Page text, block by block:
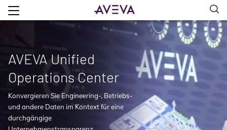
AVEVA Unified
Operations Center
Konvergieren Sie Engineering-, Betriebs-
und andere Daten im Kontext für eine
durchgängige